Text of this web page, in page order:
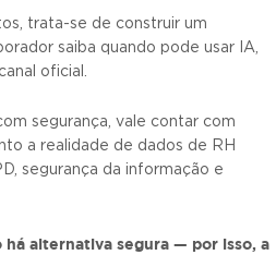
trata-se de construir um
saiba quando pode usar IA,
oficial.
segurança, vale contar com
a realidade de dados de RH
segurança da informação e
há alternativa segura — por isso, a